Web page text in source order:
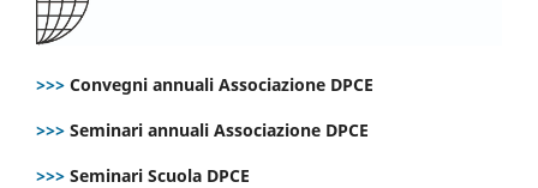
>>> Convegni annuali Associazione DPCE
>>> Seminari annuali Associazione DPCE
>>> Seminari Scuola DPCE